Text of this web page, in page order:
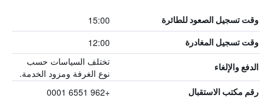
وقت تسجيل الصعود للطائرة 15:00
وقت تسجيل المغادرة 12:00
الدفع والإلغاء
تختلف السياسات حسب
نوع الغرفة ومزود الخدمة.
رقم مكتب الاستقبال +962 6551 0001